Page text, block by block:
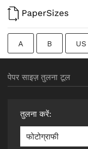
A B US
पेपर साइज़ तुलना टूल
तुलना करें:
फोटोग्राफी